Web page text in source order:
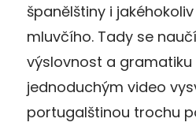
španělštiny i
mluvčího. Tady se
výslovnost a
jednoduchým video
portugalštinou trochu